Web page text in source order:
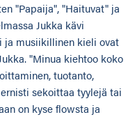
"Papaija", "Haituvat" ja
Jukka kävi
ja musiikillinen kieli ovat
"Minua kiehtoo koko
tuotanto,
sekoittaa tyylejä tai
on kyse flowsta ja